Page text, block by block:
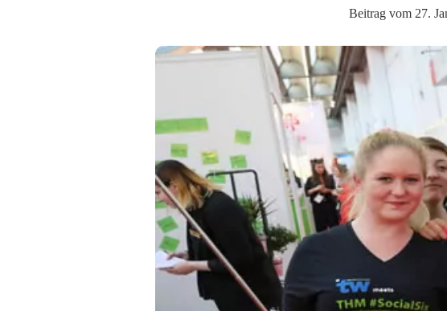
Beitrag vom27.